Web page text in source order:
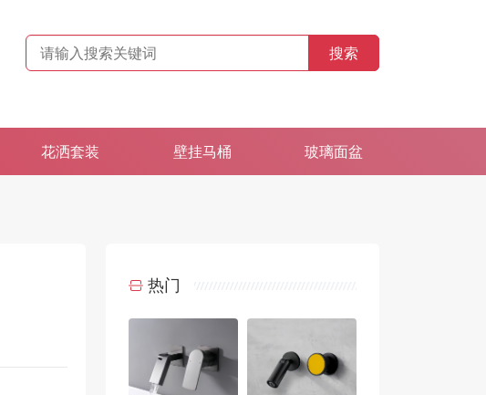
搜索
花洒套装 壁挂马桶 玻璃面盆
热门